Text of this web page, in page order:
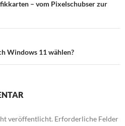
– vom Pixelschubser zur
Windows 11 wählen?
veröffentlicht. Erforderliche Felder